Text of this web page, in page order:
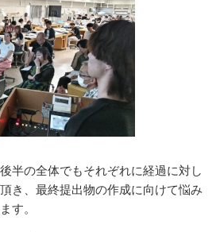
半の全体でもそれぞれに経過に対し
き、最終提出物の作成に向けて悩み
す。